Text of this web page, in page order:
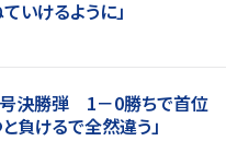
いけるように」
号決勝弾 1－0勝ちで首位
負けるで全然違う」